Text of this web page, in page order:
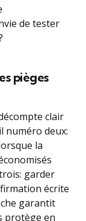
de tester
pièges
clair
numéro deux:
la
garder
écrite
garantit
protège en